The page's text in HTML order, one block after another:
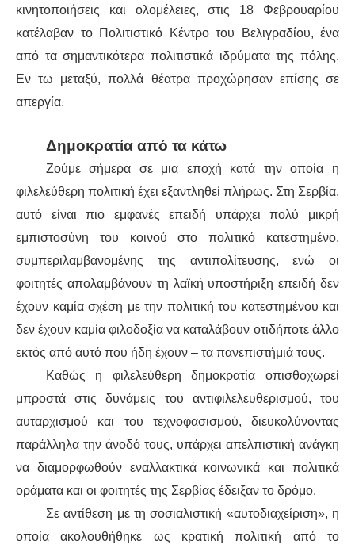
κινητοποιήσεις και ολομέλειες, στις 18 Φεβρουαρίου
κατέλαβαν το Πολιτιστικό Κέντρο του Βελιγραδίου, ένα
από τα σημαντικότερα πολιτιστικά ιδρύματα της πόλης.
Εν τω μεταξύ, πολλά θέατρα προχώρησαν επίσης σε
απεργία.
Δημοκρατία από τα κάτω
Ζούμε σήμερα σε μια εποχή κατά την οποία η
φιλελεύθερη πολιτική έχει εξαντληθεί πλήρως. Στη Σερβία,
αυτό είναι πιο εμφανές επειδή υπάρχει πολύ μικρή
εμπιστοσύνη του κοινού στο πολιτικό κατεστημένο,
συμπεριλαμβανομένης της αντιπολίτευσης, ενώ οι
φοιτητές απολαμβάνουν τη λαϊκή υποστήριξη επειδή δεν
έχουν καμία σχέση με την πολιτική του κατεστημένου και
δεν έχουν καμία φιλοδοξία να καταλάβουν οτιδήποτε άλλο
εκτός από αυτό που ήδη έχουν – τα πανεπιστήμιά τους.
Καθώς η φιλελεύθερη δημοκρατία οπισθοχωρεί
μπροστά στις δυνάμεις του αντιφιλελευθερισμού, του
αυταρχισμού και του τεχνοφασισμού, διευκολύνοντας
παράλληλα την άνοδό τους, υπάρχει απελπιστική ανάγκη
να διαμορφωθούν εναλλακτικά κοινωνικά και πολιτικά
οράματα και οι φοιτητές της Σερβίας έδειξαν το δρόμο.
Σε αντίθεση με τη σοσιαλιστική «αυτοδιαχείριση», η
οποία ακολουθήθηκε ως κρατική πολιτική από το